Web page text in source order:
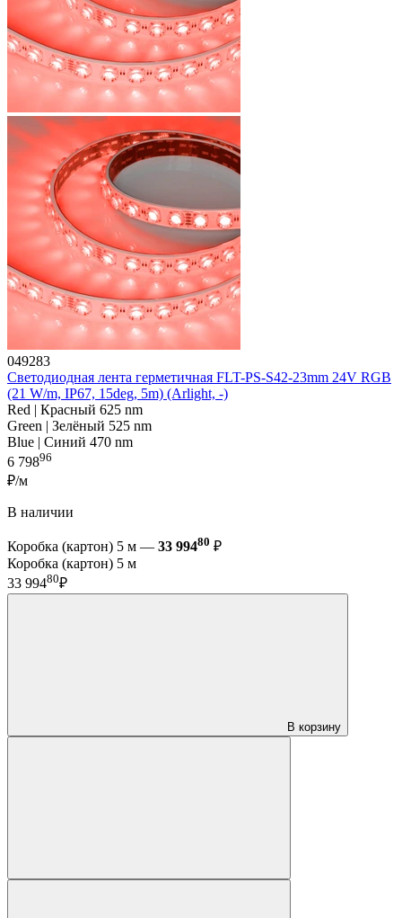
049283
Светодиодная лента герметичная FLT-PS-S42-23mm 24V RGB
(21 W/m, IP67, 15deg, 5m) (Arlight, -)
Red | Красный 625 nm
Green | Зелёный 525 nm
Blue | Синий 470 nm
6 79896
₽/м
В наличии
Коробка (картон) 5 м — 33 99480 ₽
Коробка (картон) 5 м
33 99480₽
В корзину